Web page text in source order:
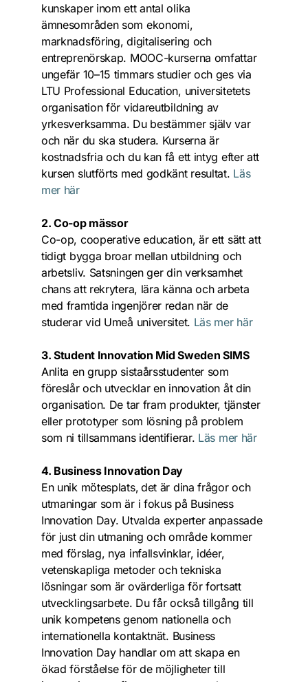
kunskaper inom ett antal olika
ämnesområden som ekonomi,
marknadsföring, digitalisering och
entreprenörskap. MOOC-kurserna omfattar
ungefär 10–15 timmars studier och ges via
LTU Professional Education, universitetets
organisation för vidareutbildning av
yrkesverksamma. Du bestämmer själv var
och när du ska studera. Kurserna är
kostnadsfria och du kan få ett intyg efter att
kursen slutförts med godkänt resultat. Läs
mer här
2. Co-op mässor
Co-op, cooperative education, är ett sätt att
tidigt bygga broar mellan utbildning och
arbetsliv. Satsningen ger din verksamhet
chans att rekrytera, lära känna och arbeta
med framtida ingenjörer redan när de
studerar vid Umeå universitet. Läs mer här
3. Student Innovation Mid Sweden SIMS
Anlita en grupp sistaårsstudenter som
föreslår och utvecklar en innovation åt din
organisation. De tar fram produkter, tjänster
eller prototyper som lösning på problem
som ni tillsammans identifierar. Läs mer här
4. Business Innovation Day
En unik mötesplats, det är dina frågor och
utmaningar som är i fokus på Business
Innovation Day. Utvalda experter anpassade
för just din utmaning och område kommer
med förslag, nya infallsvinklar, idéer,
vetenskapliga metoder och tekniska
lösningar som är ovärderliga för fortsatt
utvecklingsarbete. Du får också tillgång till
unik kompetens genom nationella och
internationella kontaktnät. Business
Innovation Day handlar om att skapa en
ökad förståelse för de möjligheter till